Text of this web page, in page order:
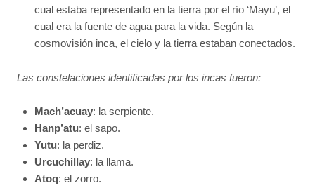
cual estaba representado en la tierra por el río ‘Mayu’, el
cual era la fuente de agua para la vida. Según la
cosmovisión inca, el cielo y la tierra estaban conectados.
Las constelaciones identificadas por los incas fueron:
Mach’acuay: la serpiente.
Hanp’atu: el sapo.
Yutu: la perdiz.
Urcuchillay: la llama.
Atoq: el zorro.